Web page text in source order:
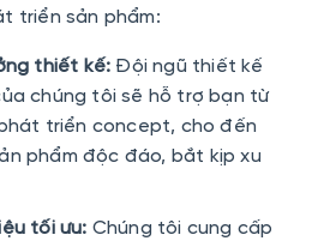
triển sản phẩm:
thiết kế: Đội ngũ thiết kế
chúng tôi sẽ hỗ trợ bạn từ
triển concept, cho đến
phẩm độc đáo, bắt kịp xu
tối ưu: Chúng tôi cung cấp